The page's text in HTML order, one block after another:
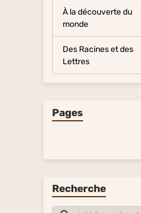
À la découverte du
monde
Des Racines et des
Lettres
Pages
Recherche